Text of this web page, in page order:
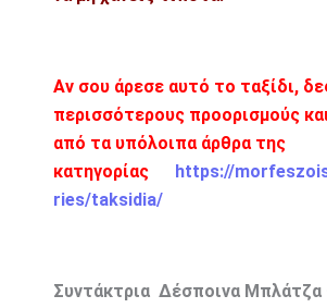
Αν σου άρεσε αυτό το ταξίδι,
περισσότερους προορισμούς
από τα υπόλοιπα άρθρα της
κατηγορίας
https://
ries/taksidia/
Συντάκτρια Δέσποινα Μπλάτζα